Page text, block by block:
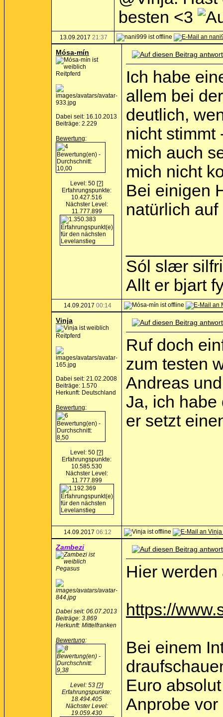
besten <3
13.09.2017 21:37
Mósa-mín
Reitpferd
Dabei seit: 16.10.2013
Beiträge: 2.229
Bewertung:
Level: 50 [?]
Erfahrungspunkte:
10.427.516
Nächster Level:
11.777.899
Ich habe
allem bei
deutlich,
nicht stimmt
mich auch
mich nicht
Bei einigen
natürlich
Sól slær
Allt er bjart
14.09.2017 00:14
Vinja
Reitpferd
Dabei seit: 21.02.2008
Beiträge: 1.570
Herkunft: Deutschland
Bewertung:
Level: 50 [?]
Erfahrungspunkte:
10.585.530
Nächster Level:
11.777.899
Ruf doch
zum testen
Andreas
Ja, ich habe
er setzt
14.09.2017 06:12
Zambezi
Pegasus
Dabei seit: 06.07.2013
Beiträge: 3.869
Herkunft: Mittelfranken
Bewertung:
Level: 53 [?]
Erfahrungspunkte:
18.494.405
Nächster Level:
19.059.430
Hier
https://
Bei einem
Euro
Anprobe